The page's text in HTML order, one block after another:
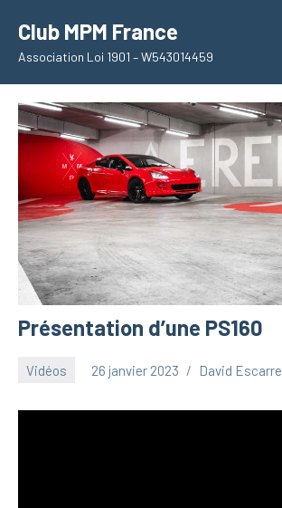
contenu
Club MPM France
Association Loi 1901 – W543014459
Présentation d’une PS160
Vidéos 26 janvier 2023 David Escarre